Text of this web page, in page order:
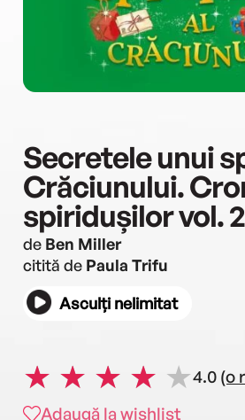
Secretele unui
Crăciunului.
spiridușilor vol. 2
de Ben Miller
citită de Paula Trifu
Asculți nelimitat
4.0 (o
Adaugă la wishlist